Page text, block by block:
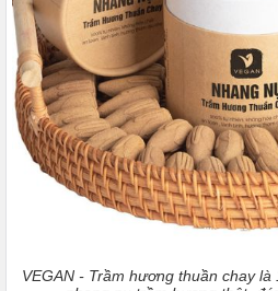
VEGAN - Trầm hương thuần chay